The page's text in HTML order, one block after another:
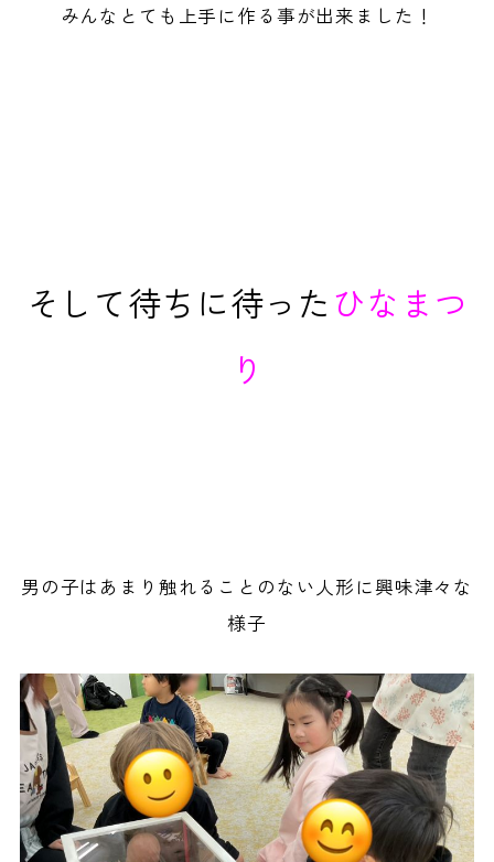
みんなとても上手に作る事が出来ました！
そして待ちに待ったひなまつ
り
男の子はあまり触れることのない人形に興味津々な
様子